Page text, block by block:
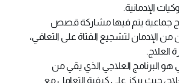
الإدمانية.
جماعية يتم فيها مشاركة قصص
من الإدمان لتشجيع الفتاة على التعافي،
العلاج.
هو البرنامج العلاجي الذي يقي من
حيث يركز على كيفية التعامل مع